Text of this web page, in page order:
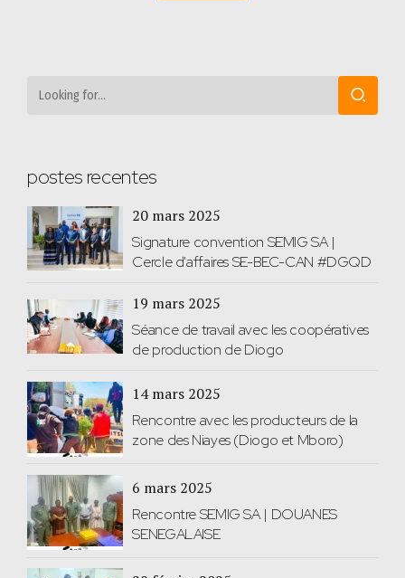
postes recentes
20 mars 2025
Signature convention SEMIG SA |
Cercle d'affaires SE-BEC-CAN #DGQD
19 mars 2025
Séance de travail avec les coopératives
de production de Diogo
14 mars 2025
Rencontre avec les producteurs de la
zone des Niayes (Diogo et Mboro)
6 mars 2025
Rencontre SEMIG SA | DOUANES
SENEGALAISE